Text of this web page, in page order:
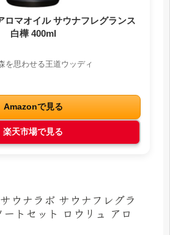
ロマオイル サウナフレグランス
白樺 400ml
を思わせる王道ウッディ
Amazonで見る
楽天市場で見る
ウナラボ サウナフレグラ
トセット ロウリュ アロ